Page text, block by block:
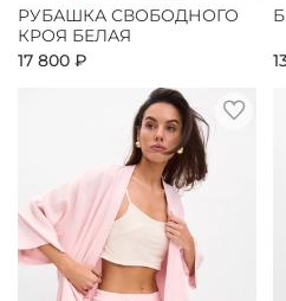
РУБАШКА СВОБОДНОГО
КРОЯ БЕЛАЯ
17 800 ₽